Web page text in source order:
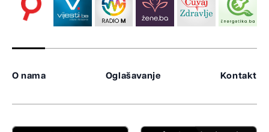
O nama Oglašavanje Kontakt